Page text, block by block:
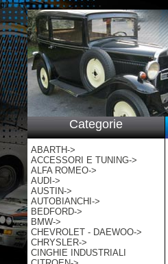
p:/
Categorie
ABARTH->
ACCESSORI E TUNING->
ALFA ROMEO->
AUDI->
AUSTIN->
AUTOBIANCHI->
BEDFORD->
BMW->
CHEVROLET - DAEWOO->
CHRYSLER->
CINGHIE INDUSTRIALI